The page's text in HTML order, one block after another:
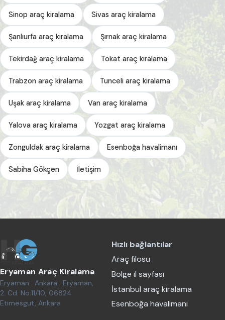
Sinop araç kiralama Sivas araç kiralama
Şanlıurfa araç kiralama Şırnak araç kiralama
Tekirdağ araç kiralama Tokat araç kiralama
Trabzon araç kiralama Tunceli araç kiralama
Uşak araç kiralama Van araç kiralama
Yalova araç kiralama Yozgat araç kiralama
Zonguldak araç kiralama Esenboğa havalimanı
Sabiha Gökçen İletişim
Eryaman Araç Kiralama
Eryaman · Ankara · Eryaman,
2. Cd. No:11/10, 06824
Etimesgut, Ankara
Hızlı bağlantılar
Araç filosu
Bölge il sayfası
İstanbul araç kiralama
Esenboğa havalimanı